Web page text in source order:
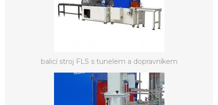
balicí stroj FLS s tunelem a dopravníkem